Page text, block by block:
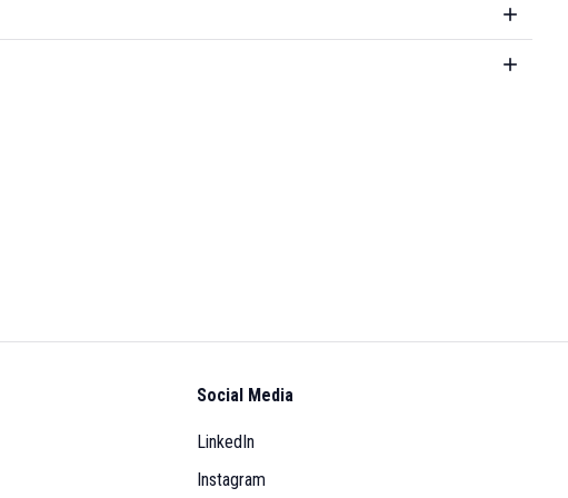
Social Media
LinkedIn
Instagram